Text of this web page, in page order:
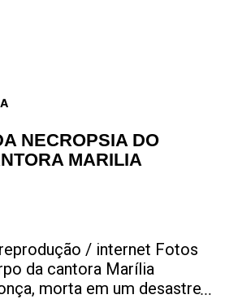
NECROPSIA DO
MARILIA
/ internet Fotos
da cantora Marília
morta em um desastre